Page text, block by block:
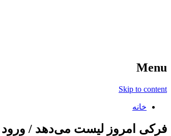
Menu
Skip to content
خانه
فرکی امروز لیست می‌دهد / ورود